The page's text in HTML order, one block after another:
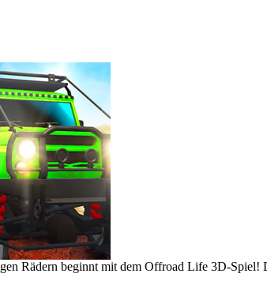
Rädern beginnt mit dem Offroad Life 3D-Spiel!